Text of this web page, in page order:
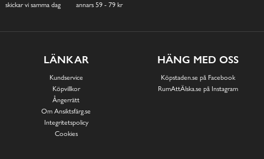
skickar vi samma dag
annars 59 - 79 kr
LÄNKAR
Kundservice
Köpvillkor
Ångerrätt
Om Ansiktsfärg.se
Integritetspolicy
Cookies
HÄNG MED OSS
Köpstaden.se på Facebook
RumAttÄlska.se på Instagram